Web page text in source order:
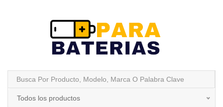
Todos los productos